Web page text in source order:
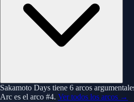
Sakamoto Days tiene 6 arcos
Arc es el arco #4. Ver todos los arcos →